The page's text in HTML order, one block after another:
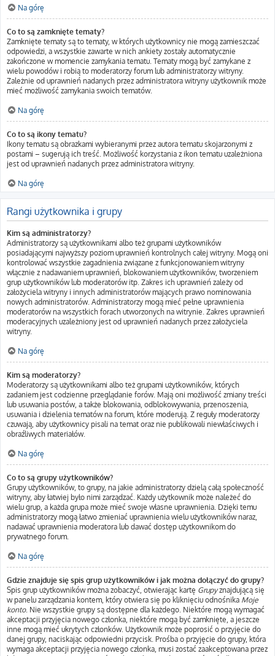
Na górę
Co to są zamknięte tematy?
Zamknięte tematy są to tematy, w których użytkownicy nie mogą zamieszczać
odpowiedzi, a wszystkie zawarte w nich ankiety zostały automatycznie
zakończone w momencie zamykania tematu. Tematy mogą być zamykane z
wielu powodów i robią to moderatorzy forum lub administratorzy witryny.
Zależnie od uprawnień nadanych przez administratora witryny użytkownik może
mieć możliwość zamykania swoich tematów.
Na górę
Co to są ikony tematu?
Ikony tematu są obrazkami wybieranymi przez autora tematu skojarzonymi z
postami – sugerują ich treść. Możliwość korzystania z ikon tematu uzależniona
jest od uprawnień nadanych przez administratora witryny.
Na górę
Rangi użytkownika i grupy
Kim są administratorzy?
Administratorzy są użytkownikami albo też grupami użytkowników
posiadającymi najwyższy poziom uprawnień kontrolnych całej witryny. Mogą oni
kontrolować wszystkie zagadnienia związane z funkcjonowaniem witryny
włącznie z nadawaniem uprawnień, blokowaniem użytkowników, tworzeniem
grup użytkowników lub moderatorów itp. Zakres ich uprawnień zależy od
założyciela witryny i innych administratorów mających prawo nominowania
nowych administratorów. Administratorzy mogą mieć pełne uprawnienia
moderatorów na wszystkich forach utworzonych na witrynie. Zakres uprawnień
moderacyjnych uzależniony jest od uprawnień nadanych przez założyciela
witryny.
Na górę
Kim są moderatorzy?
Moderatorzy są użytkownikami albo też grupami użytkowników, których
zadaniem jest codzienne przeglądanie forów. Mają oni możliwość zmiany treści
lub usuwania postów, a także blokowania, odblokowywania, przenoszenia,
usuwania i dzielenia tematów na forum, które moderują. Z reguły moderatorzy
czuwają, aby użytkownicy pisali na temat oraz nie publikowali niewłaściwych i
obraźliwych materiałów.
Na górę
Co to są grupy użytkowników?
Grupy użytkowników, to grupy, na jakie administratorzy dzielą całą społeczność
witryny, aby łatwiej było nimi zarządzać. Każdy użytkownik może należeć do
wielu grup, a każda grupa może mieć swoje własne uprawnienia. Dzięki temu
administratorzy mogą łatwo zmieniać uprawnienia wielu użytkowników naraz,
nadawać uprawnienia moderatora lub dawać dostęp użytkownikom do
prywatnego forum.
Na górę
Gdzie znajduje się spis grup użytkowników i jak można dołączyć do grupy?
Spis grup użytkowników można zobaczyć, otwierając kartę Grupyznajdującą się
w panelu zarządzania kontem, który otwiera się po kliknięciu odnośnika Moje
konto. Nie wszystkie grupy są dostępne dla każdego. Niektóre mogą wymagać
akceptacji przyjęcia nowego członka, niektóre mogą być zamknięte, a jeszcze
inne mogą mieć ukrytych członków. Użytkownik może poprosić o przyjęcie do
danej grupy, naciskając odpowiedni przycisk. Prośba o przyjęcie do grupy, która
wymaga akceptacji przyjęcia nowego członka, musi zostać zaakceptowana przez